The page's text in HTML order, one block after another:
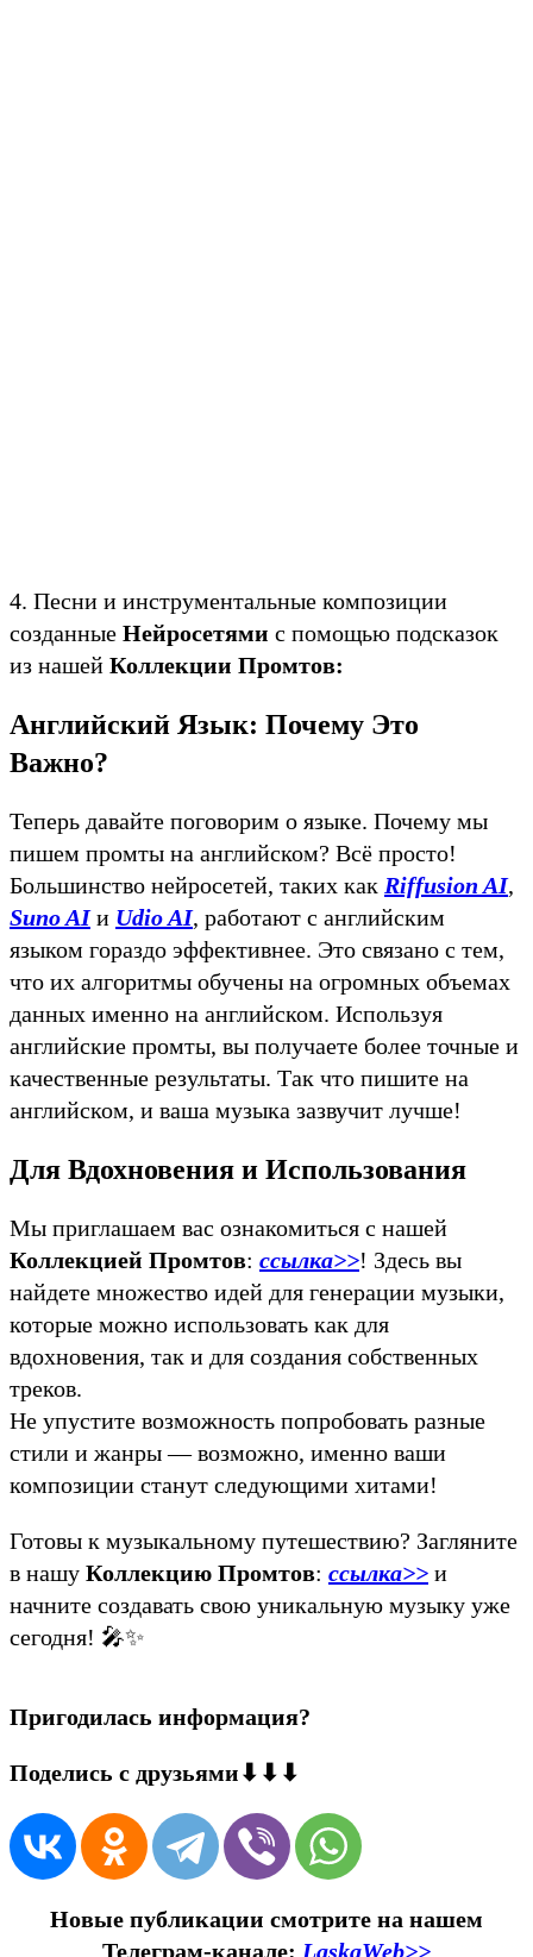
4. Песни и инструментальные композиции
созданные Нейросетями с помощью подсказок
из нашей Коллекции Промтов:
Английский Язык: Почему Это
Важно?
Теперь давайте поговорим о языке. Почему мы
пишем промты на английском? Всё просто!
Большинство нейросетей, таких как Riffusion AI,
Suno AIи Udio AI, работают с английским
языком гораздо эффективнее. Это связано с тем,
что их алгоритмы обучены на огромных объемах
данных именно на английском. Используя
английские промты, вы получаете более точные и
качественные результаты. Так что пишите на
английском, и ваша музыка зазвучит лучше!
Для Вдохновения и Использования
Мы приглашаем вас ознакомиться с нашей
Коллекцией Промтов: ссылка>>! Здесь вы
найдете множество идей для генерации музыки,
которые можно использовать как для
вдохновения, так и для создания собственных
треков.
Не упустите возможность попробовать разные
стили и жанры — возможно, именно ваши
композиции станут следующими хитами!
Готовы к музыкальному путешествию? Загляните
в нашу Коллекцию Промтов: ссылка>> и
начните создавать свою уникальную музыку уже
сегодня! 🎤✨
Пригодилась информация?
Поделись с друзьями⬇⬇⬇
Новые публикации смотрите на нашем
Телеграм-канале: LaskaWeb>>